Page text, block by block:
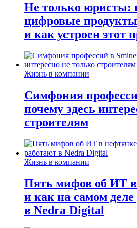
Не только юристы:
цифровые
и как устроен этот
Жизнь в компании
Симфония
почему здесь
строителям
Жизнь в компании
Пять мифов об ИТ
и как на самом
в Nedra Digital